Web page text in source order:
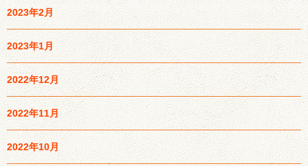
2023年2月
2023年1月
2022年12月
2022年11月
2022年10月